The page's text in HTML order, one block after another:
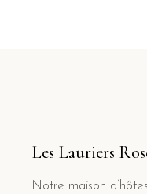
Les Lauriers
Notre maison